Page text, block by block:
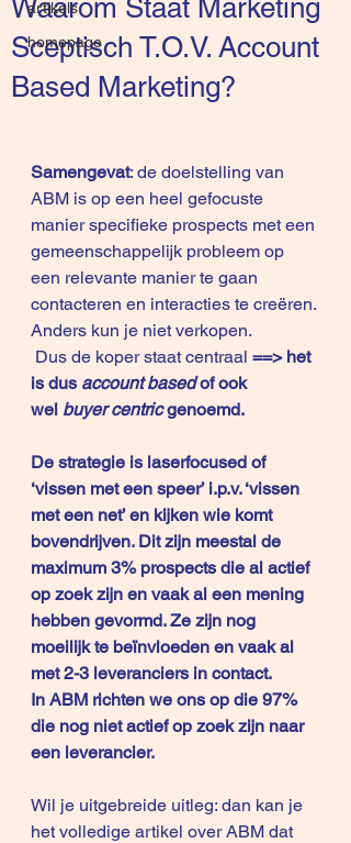
artikels
homepage
Waarom Staat Marketing
Sceptisch T.O.V. Account
Based Marketing?
Samengevat: de doelstelling van
ABM is op een heel gefocuste
manier specifieke prospects met een
gemeenschappelijk probleem op
een relevante manier te gaan
contacteren en interacties te creëren.
Anders kun je niet verkopen.
Dus de koper staat centraal ==> het
is dus account based of ook
wel buyer centric genoemd.
De strategie is laserfocused of
‘vissen met een speer’ i.p.v. ‘vissen
met een net’ en kijken wie komt
bovendrijven. Dit zijn meestal de
maximum 3% prospects die al actief
op zoek zijn en vaak al een mening
hebben gevormd. Ze zijn nog
moeilijk te beïnvloeden en vaak al
met 2-3 leveranciers in contact.
In ABM richten we ons op die 97%
die nog niet actief op zoek zijn naar
een leverancier.
Wil je uitgebreide uitleg: dan kan je
het volledige artikel over ABM dat